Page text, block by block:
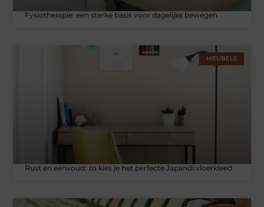
Fysiotherapie: een sterke basis voor dagelijks bewegen
MEUBELS
Rust en eenvoud: zo kies je het perfecte Japandi vloerkleed